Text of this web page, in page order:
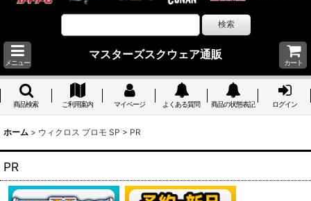
メニュー
マスターズスクウェア通販
カート
商品検索 ご利用案内 マイページ よくある質問 商品の状態表記 ログイン
ホーム > ウィクロス プロモ SP > PR
PR